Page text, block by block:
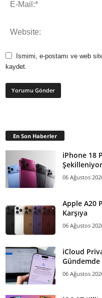
Ismimi, e-postamı ve web
kaydet.
En Son Haberler
iPhone 18
Şekilleniyor
06 Ağustos
Apple A20
Karşıya
06 Ağustos
iCloud
Gündemde
06 Ağustos